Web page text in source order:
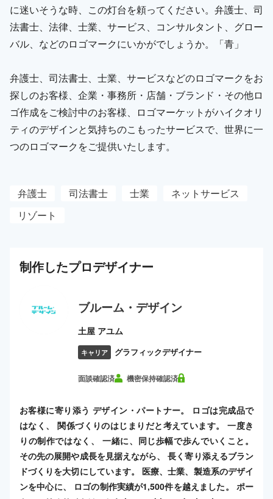
に迷いそうな時、この灯台を頼ってください。弁護士、司
法書士、法律、士業、サービス、コンサルタント、グロー
バル、などのロゴマークにいかがでしょうか。「青」
弁護士、司法書士、士業、サービスなどのロゴマークをお
探しのお客様、企業・事務所・店舗・ブランド・その他ロ
ゴ作成をご検討中のお客様、ロゴマーケットがハイクオリ
ティのデザインと気持ちのこもったサービスで、世界に一
つのロゴマークをご提供いたします。
弁護士 司法書士 士業
ネットサービス
リゾート
制作したプロデザイナー
ブルーム・デザイン
土屋 アユム
キャリア グラフィックデザイナー
面談確認済 機密保持確認済
お客様に寄り添う デザイン・パートナー。 ロゴは完成品で
はなく、 関係づくりのはじまりだと考えています。 一度き
りの制作ではなく、 一緒に、同じ歩幅で歩んでいくこと。
その先の展開や成長を見据えながら、 長く寄り添えるブラン
ドづくりを大切にしています。 医療、士業、製造系のデザイ
ンを中心に、 ロゴの制作実績が1,500件を越えました。 ポー